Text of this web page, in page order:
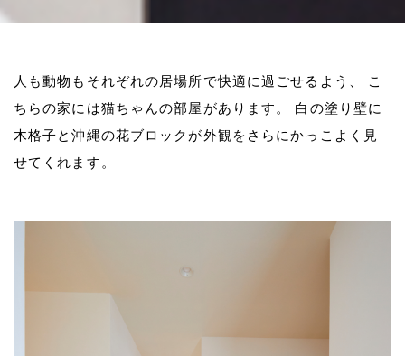
人も動物もそれぞれの居場所で快適に過ごせるよう、
こ
ちらの家には猫ちゃんの部屋があります。
白の塗り壁に
木格子と沖縄の花ブロックが外観をさらにかっこよく見
せてくれます。